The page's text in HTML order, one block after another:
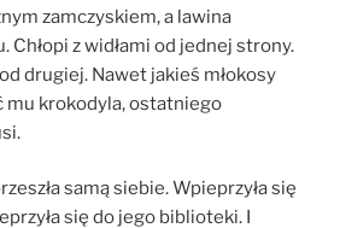
zamczyskiem, a lawina
Chłopi z widłami od jednej strony.
drugiej. Nawet jakieś młokosy
mu krokodyla, ostatniego
samą siebie. Wpieprzyła się
się do jego biblioteki. I